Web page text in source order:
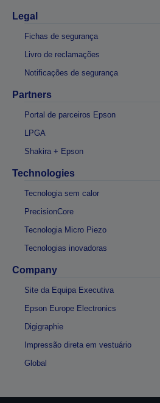
Legal
Fichas de segurança
Livro de reclamações
Notificações de segurança
Partners
Portal de parceiros Epson
LPGA
Shakira + Epson
Technologies
Tecnologia sem calor
PrecisionCore
Tecnologia Micro Piezo
Tecnologias inovadoras
Company
Site da Equipa Executiva
Epson Europe Electronics
Digigraphie
Impressão direta em vestuário
Global